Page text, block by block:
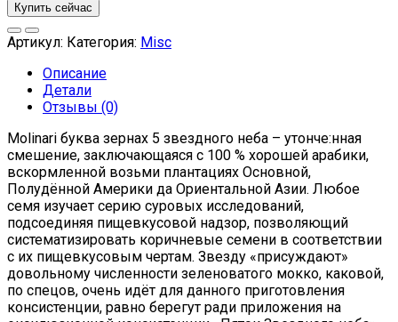
Купить сейчас
Артикул: Категория: Misc
Описание
Детали
Отзывы (0)
Molinari буква зернах 5 звездного неба – утонче:нная
смешение, заключающаяся с 100 % хорошей арабики,
вскормленной возьми плантациях Основной,
Полудённой Америки да Ориентальной Азии. Любое
семя изучает серию суровых исследований,
подсоединяя пищевкусовой надзор, позволяющий
систематизировать коричневые семени в соответствии
с их пищевкусовым чертам. Звезду «присуждают»
довольному численности зеленоватого мокко, каковой,
по спецов, очень идёт для данного приготовления
консистенции, равно берегут ради приложения на